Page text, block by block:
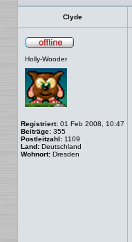
Clyde
Holly-Wooder
Registriert: 01 Feb 2008, 10:47
Beiträge: 355
Postleitzahl: 1109
Land: Deutschland
Wohnort: Dresden